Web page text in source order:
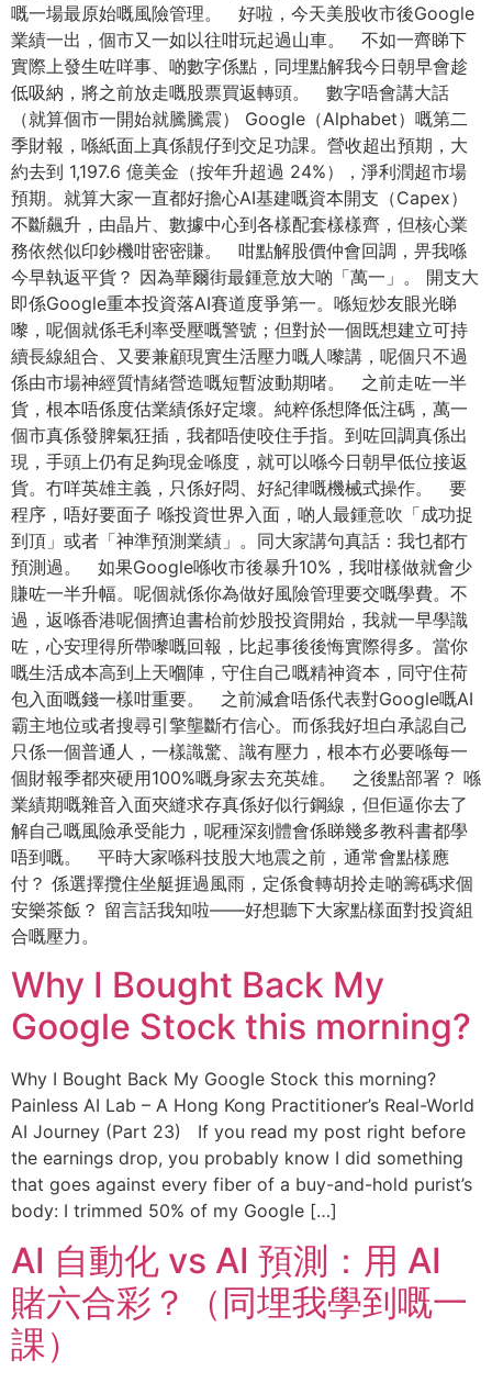
嘅一場最原始嘅風險管理。 好啦，今天美股收市後Google
業績一出，個市又一如以往咁玩起過山車。 不如一齊睇下
實際上發生咗咩事、啲數字係點，同埋點解我今日朝早會趁
低吸納，將之前放走嘅股票買返轉頭。 數字唔會講大話
（就算個市一開始就騰騰震） Google（Alphabet）嘅第二
季財報，喺紙面上真係靚仔到交足功課。營收超出預期，大
約去到 1,197.6 億美金（按年升超過 24%），淨利潤超市場
預期。就算大家一直都好擔心AI基建嘅資本開支（Capex）
不斷飆升，由晶片、數據中心到各樣配套樣樣齊，但核心業
務依然似印鈔機咁密密賺。 咁點解股價仲會回調，畀我喺
今早執返平貨？ 因為華爾街最鍾意放大啲「萬一」。 開支大
即係Google重本投資落AI賽道度爭第一。喺短炒友眼光睇
嚟，呢個就係毛利率受壓嘅警號；但對於一個既想建立可持
續長線組合、又要兼顧現實生活壓力嘅人嚟講，呢個只不過
係由市場神經質情緒營造嘅短暫波動期啫。 之前走咗一半
貨，根本唔係度估業績係好定壞。純粹係想降低注碼，萬一
個市真係發脾氣狂插，我都唔使咬住手指。到咗回調真係出
現，手頭上仍有足夠現金喺度，就可以喺今日朝早低位接返
貨。冇咩英雄主義，只係好悶、好紀律嘅機械式操作。 要
程序，唔好要面子 喺投資世界入面，啲人最鍾意吹「成功捉
到頂」或者「神準預測業績」。同大家講句真話：我乜都冇
預測過。 如果Google喺收市後暴升10%，我咁樣做就會少
賺咗一半升幅。呢個就係你為做好風險管理要交嘅學費。不
過，返喺香港呢個擠迫書枱前炒股投資開始，我就一早學識
咗，心安理得所帶嚟嘅回報，比起事後後悔實際得多。當你
嘅生活成本高到上天嗰陣，守住自己嘅精神資本，同守住荷
包入面嘅錢一樣咁重要。 之前減倉唔係代表對Google嘅AI
霸主地位或者搜尋引擎壟斷冇信心。而係我好坦白承認自己
只係一個普通人，一樣識驚、識有壓力，根本冇必要喺每一
個財報季都夾硬用100%嘅身家去充英雄。 之後點部署？ 喺
業績期嘅雜音入面夾縫求存真係好似行鋼線，但佢逼你去了
解自己嘅風險承受能力，呢種深刻體會係睇幾多教科書都學
唔到嘅。 平時大家喺科技股大地震之前，通常會點樣應
付？ 係選擇攬住坐艇捱過風雨，定係食轉胡拎走啲籌碼求個
安樂茶飯？ 留言話我知啦——好想聽下大家點樣面對投資組
合嘅壓力。
Why I Bought Back My
Google Stock this morning?
Why I Bought Back My Google Stock this morning?
Painless AI Lab – A Hong Kong Practitioner’s Real-World
AI Journey (Part 23) If you read my post right before
the earnings drop, you probably know I did something
that goes against every fiber of a buy-and-hold purist’s
body: I trimmed 50% of my Google […]
AI 自動化 vs AI 預測：用 AI
賭六合彩？（同埋我學到嘅一
課）